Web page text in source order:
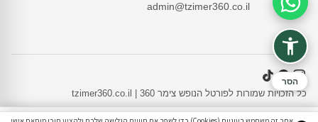
מייל
admin@tzimer360.co.il
כל הזכויות שמורות לפורטל הנופש צימר 360 | tzimer360.co.il
סיוע בהזמנה
הסר